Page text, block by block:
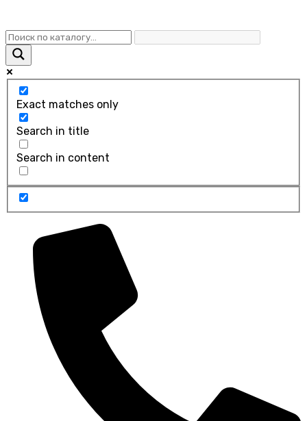
Exact matches only
Search in title
Search in content